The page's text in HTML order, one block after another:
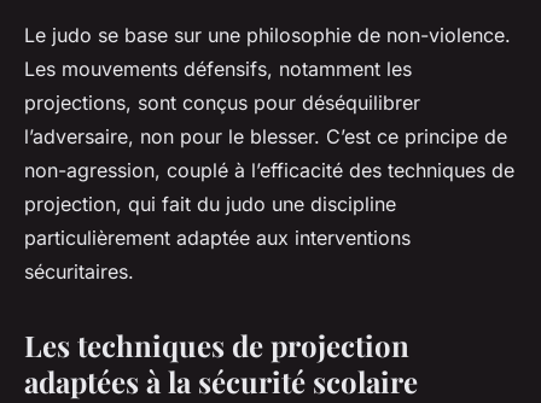
Le judo se base sur une philosophie de non-violence.
Les mouvements défensifs, notamment les
projections, sont conçus pour déséquilibrer
l’adversaire, non pour le blesser. C’est ce principe de
non-agression, couplé à l’efficacité des techniques de
projection, qui fait du judo une discipline
particulièrement adaptée aux interventions
sécuritaires.
Les techniques de projection
adaptées à la sécurité scolaire